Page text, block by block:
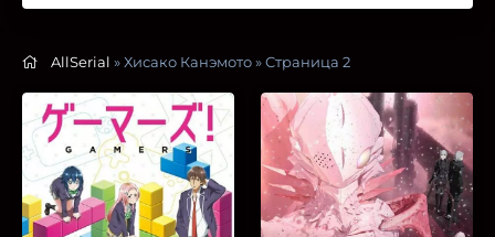
AllSerial » Хисако Канэмото » Страница 2